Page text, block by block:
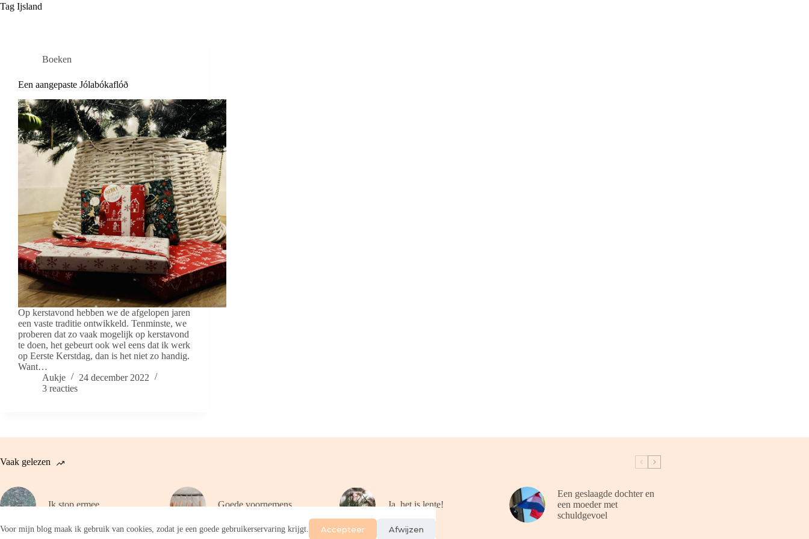
Voor mijn blog maak ik gebruik van cookies, zodat je een goede gebruikerservaring krijgt. Accepteer Afwijzen
Tag Ijsland
Boeken
Een aangepaste Jólabókaflóð
Op kerstavond hebben we de afgelopen jaren
een vaste traditie ontwikkeld. Tenminste, we
proberen dat zo vaak mogelijk op kerstavond
te doen, het gebeurt ook wel eens dat ik werk
op Eerste Kerstdag, dan is het niet zo handig.
Want…
Aukje
24 december 2022
3 reacties
Vaak gelezen
Ik stop ermee Goede voornemens Ja, het is lente!
Een geslaagde dochter en
een moeder met
schuldgevoel